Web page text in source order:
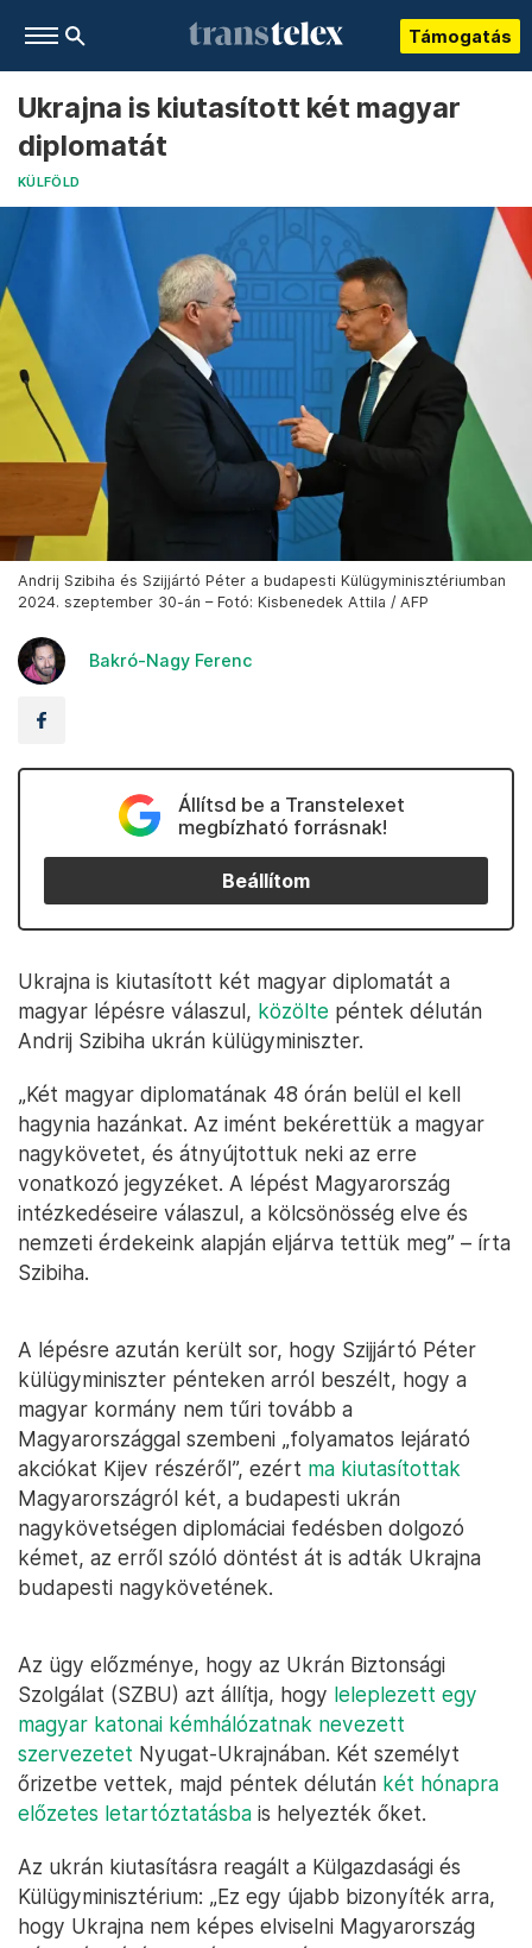
Támogatás
Ukrajna is kiutasított két magyar
diplomatát
KÜLFÖLD
Andrij Szibiha és Szijjártó Péter a budapesti Külügyminisztériumban
2024. szeptember 30-án – Fotó: Kisbenedek Attila / AFP
Bakró-Nagy Ferenc
Állítsd be a Transtelexet
megbízható forrásnak!
Beállítom
Ukrajna is kiutasított két magyar diplomatát a
magyar lépésre válaszul, közölte péntek délután
Andrij Szibiha ukrán külügyminiszter.
„Két magyar diplomatának 48 órán belül el kell
hagynia hazánkat. Az imént bekérettük a magyar
nagykövetet, és átnyújtottuk neki az erre
vonatkozó jegyzéket. A lépést Magyarország
intézkedéseire válaszul, a kölcsönösség elve és
nemzeti érdekeink alapján eljárva tettük meg” – írta
Szibiha.
A lépésre azután került sor, hogy Szijjártó Péter
külügyminiszter pénteken arról beszélt, hogy a
magyar kormány nem tűri tovább a
Magyarországgal szembeni „folyamatos lejárató
akciókat Kijev részéről”, ezért ma kiutasítottak
Magyarországról két, a budapesti ukrán
nagykövetségen diplomáciai fedésben dolgozó
kémet, az erről szóló döntést át is adták Ukrajna
budapesti nagykövetének.
Az ügy előzménye, hogy az Ukrán Biztonsági
Szolgálat (SZBU) azt állítja, hogy leleplezett egy
magyar katonai kémhálózatnak nevezett
szervezetet Nyugat-Ukrajnában. Két személyt
őrizetbe vettek, majd péntek délután két hónapra
előzetes letartóztatásba is helyezték őket.
Az ukrán kiutasításra reagált a Külgazdasági és
Külügyminisztérium: „Ez egy újabb bizonyíték arra,
hogy Ukrajna nem képes elviselni Magyarország